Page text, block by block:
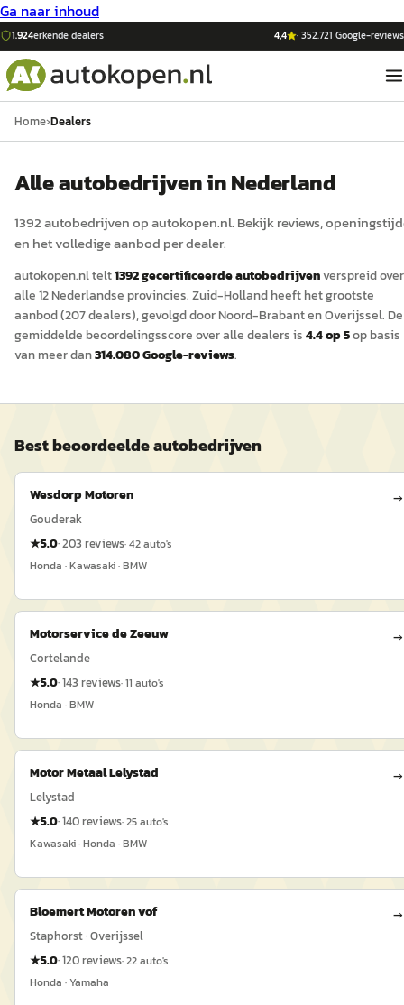
Ga naar inhoud
1.924erkende dealers 4,4 ·352.721 Google-reviews
Home›Dealers
Alle autobedrijven in Nederland
1392autobedrijven opautokopen.nl. Bekijk reviews,
en het volledige aanbod per dealer.
autokopen.nltelt1392gecertificeerdeautobedrijvenverspreid over
alle 12 Nederlandse provincies.Zuid-Hollandheeft het grootste
aanbod (207dealers), gevolgd door Noord-Brabanten Overijssel. De
gemiddelde beoordelingsscore over alle dealers is4.4op 5op basis
van meer dan314.080Google-reviews.
Best beoordeeldeautobedrijven
Wesdorp Motoren →
Gouderak
★5.0·203 reviews·42auto's
Honda · Kawasaki · BMW
Motorservice de Zeeuw →
Cortelande
★5.0·143 reviews·11 auto's
Honda · BMW
Motor Metaal Lelystad →
Lelystad
★5.0·140reviews·25auto's
Kawasaki · Honda · BMW
Bloemert Motoren vof →
Staphorst · Overijssel
★5.0·120reviews·22auto's
Honda · Yamaha